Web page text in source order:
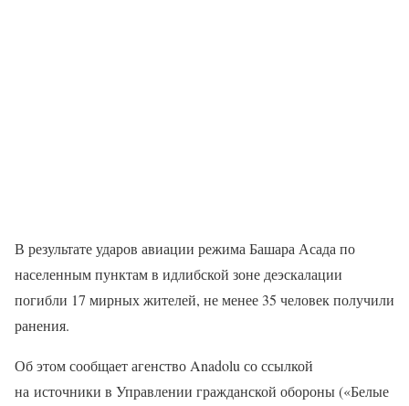
В результате ударов авиации режима Башара Асада по
населенным пунктам в идлибской зоне деэскалации
погибли 17 мирных жителей, не менее 35 человек получили
ранения.
Об этом сообщает агенство Anadolu со ссылкой
на источники в Управлении гражданской обороны («Белые